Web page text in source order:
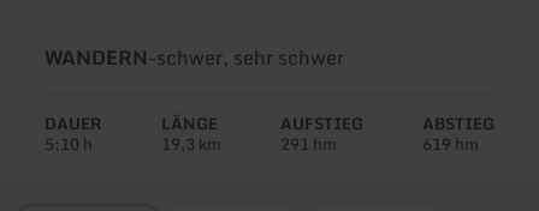
Art
Tour:
WANDERN-Schwierigkeit:
schwer, sehr schwer
DAUER
5:10 h
LÄNGE
19,3 km
AUFSTIEG
291 hm
ABSTIEG
619 hm